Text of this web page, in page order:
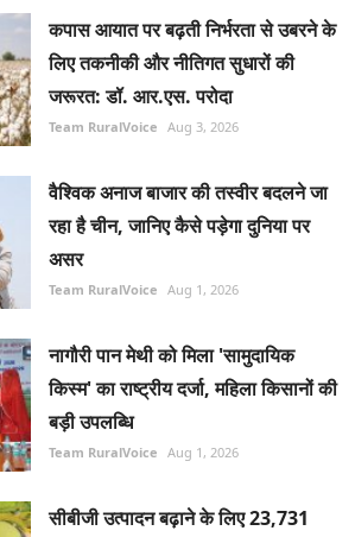
कपास आयात पर बढ़ती निर्भरता से उबरने के
लिए तकनीकी और नीतिगत सुधारों की
जरूरत: डॉ. आर.एस. परोदा
Team RuralVoice Aug 3, 2026
वैश्विक अनाज बाजार की तस्वीर बदलने जा
रहा है चीन, जानिए कैसे पड़ेगा दुनिया पर
असर
Team RuralVoice Aug 1, 2026
नागौरी पान मेथी को मिला 'सामुदायिक
किस्म' का राष्ट्रीय दर्जा, महिला किसानों की
बड़ी उपलब्धि
Team RuralVoice Aug 1, 2026
सीबीजी उत्पादन बढ़ाने के लिए 23,731